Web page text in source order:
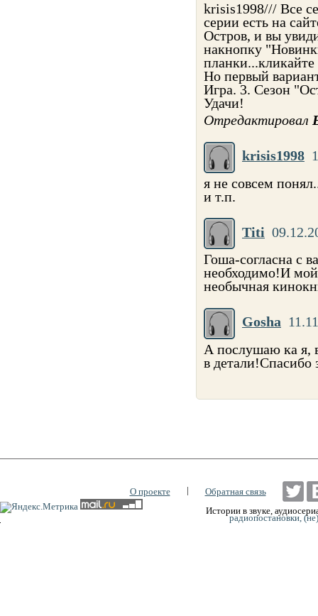
krisis1998/// Все
серии есть на
Остров, и вы
накнопку
Но первый
Игра. 3. Сезон
Удачи!
Отредактировал
krisis1998
я не совсем
и т.п.
Titi
Гоша-согласна с
необходимо!И мой
необычная
Gosha
А послушаю ка я,
в детали!Спасибо
О проекте |
Обратная связь
Истории в звуке,
радиопостановки,